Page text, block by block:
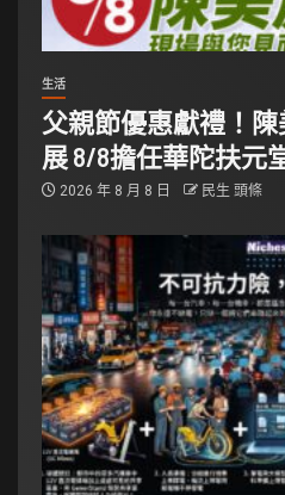
生活
父親節優惠獻禮！
展 8/8擔任華陀扶元
2026 年 8 月 8 日 民生 頭條